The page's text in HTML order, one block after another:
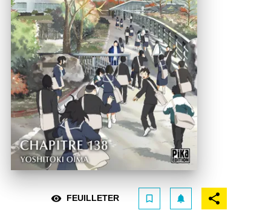
visibility FEUILLETER bookmark_border notifications